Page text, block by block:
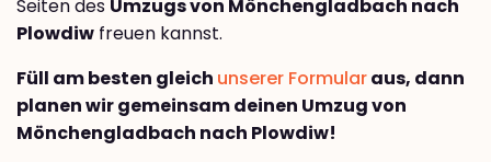
Seiten des Umzugs von Mönchengladbach nach
Plowdiw freuen kannst.
Füll am besten gleich unserer Formularaus, dann
planen wir gemeinsam deinen Umzug von
Mönchengladbach nach Plowdiw!